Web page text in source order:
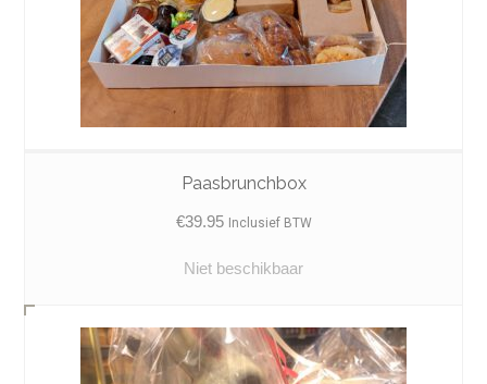
Paasbrunchbox
€39.95 Inclusief BTW
Niet beschikbaar